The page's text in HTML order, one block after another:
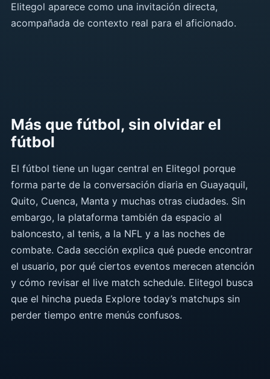
Elitegol aparece como una invitación directa,
acompañada de contexto real para el aficionado.
Más que fútbol, sin olvidar el
fútbol
El fútbol tiene un lugar central en Elitegol porque
forma parte de la conversación diaria en Guayaquil,
Quito, Cuenca, Manta y muchas otras ciudades. Sin
embargo, la plataforma también da espacio al
baloncesto, al tenis, a la NFL y a las noches de
combate. Cada sección explica qué puede encontrar
el usuario, por qué ciertos eventos merecen atención
y cómo revisar el live match schedule. Elitegol busca
que el hincha pueda Explore today’s matchups sin
perder tiempo entre menús confusos.